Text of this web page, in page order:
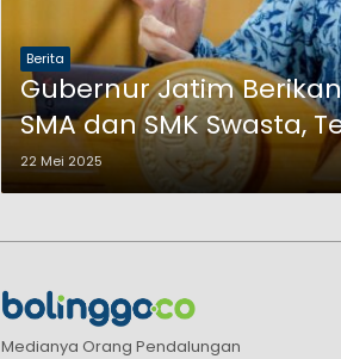
Berita
Gubernur Jatim
SMA dan SMK Swasta,
22 Mei 2025
Medianya Orang Pendalungan